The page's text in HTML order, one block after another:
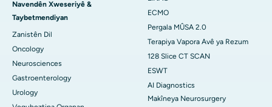
Navendên Xweseriyê &
Taybetmendiyan
Zanistên Dil
Oncology
Neurosciences
Gastroenterology
Urology
ECMO
Pergala MÛSA 2.0
Terapiya Vapora Avê ya Rezum
128 Slice CT SCAN
ESWT
AI Diagnostics
Makîneya Neurosurgery